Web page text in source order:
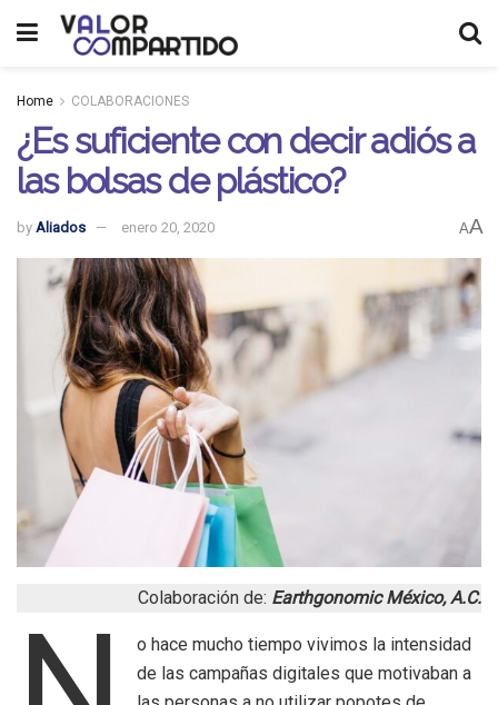
Home COLABORACIONES
¿Es suficiente con decir adiós a
las bolsas de plástico?
by Aliados enero 20, 2020 AA
Colaboración de: Earthgonomic México, A.C.
o hace mucho tiempo vivimos la intensidad
de las campañas digitales que motivaban a